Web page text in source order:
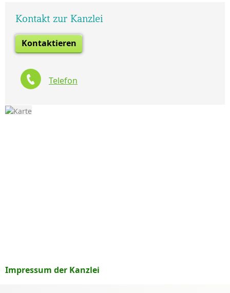
Kontakt zur Kanzlei
Kontaktieren
Telefon
Impressum der Kanzlei